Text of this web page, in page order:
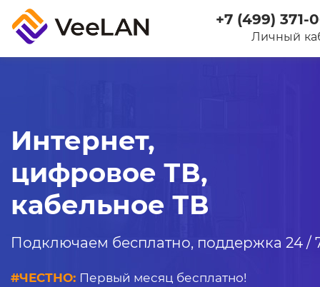
Подключаем бесплатно, поддержка 24 /
#ЧЕСТНО: Первый месяц бесплатно!
Интернет,
цифровое ТВ,
кабельное ТВ
+7 (499) 371-
Личный